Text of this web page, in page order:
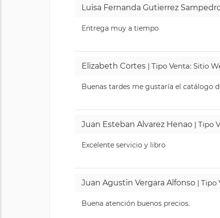
Luisa Fernanda Gutierrez
Entrega muy a tiempo
Elizabeth Cortes | Tipo Venta: Sitio
Buenas tardes me gustaría el catálogo
Juan Esteban Alvarez Henao | Tipo
Excelente servicio y libro
Juan Agustin Vergara Alfonso | Tipo
Buena atención buenos precios.